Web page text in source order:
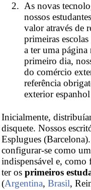
As novas
nossos
valor através de
primeiras
a ter uma página
primeiro dia,
do comércio
referência
exterior espanhol
Inicialmente,
disquete. Nossos
Esplugues
configurar-se como
indispensável e, como
ter os primeiros
(Argentina, Brasil,